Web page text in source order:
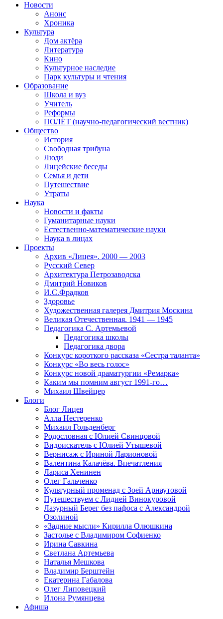
Новости
Анонс
Хроника
Культура
Дом актёра
Литература
Кино
Культурное наследие
Парк культуры и чтения
Образование
Школа и вуз
Учитель
Реформы
ПОЛЁТ (научно-педагогический вестник)
Общество
История
Свободная трибуна
Люди
Лицейские беседы
Семья и дети
Путешествие
Утраты
Наука
Новости и факты
Гуманитарные науки
Естественно-математические науки
Наука в лицах
Проекты
Архив «Лицея». 2000 — 2003
Русский Север
Архитектура Петрозаводска
Дмитрий Новиков
И.С.Фрадков
Здоровье
Художественная галерея Дмитрия Москина
Великая Отечественная. 1941 — 1945
Педагогика С. Артемьевой
Педагогика школы
Педагогика двора
Конкурс короткого рассказа «Сестра таланта»
Конкурс «Во весь голос»
Конкурс новой драматургии «Ремарка»
Каким мы помним август 1991-го…
Михаил Швейцер
Блоги
Блог Лицея
Алла Нестеренко
Михаил Гольденберг
Родословная с Юлией Свинцовой
Видоискатель с Юлией Утышевой
Вернисаж с Ириной Ларионовой
Валентина Калачёва. Впечатления
Лариса Хенинен
Олег Гальченко
Культурный променад с Зоей Арнаутовой
Путешествуем с Лидией Винокуровой
Лазурный Берег без пафоса с Александрой
Озолиной
«Задние мысли» Кирилла Олюшкина
Застолье с Владимиром Софиенко
Ирина Савкина
Светлана Артемьева
Наталья Мешкова
Владимир Берштейн
Екатерина Габалова
Олег Липовецкий
Илона Румянцева
Афиша